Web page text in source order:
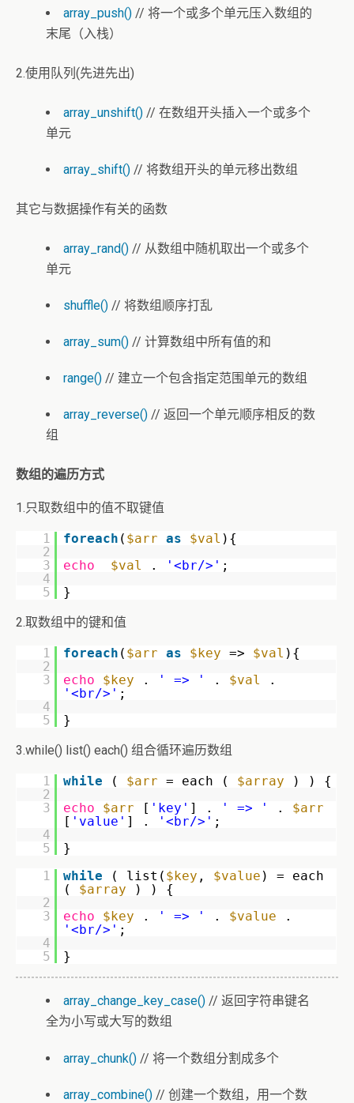
array_push() // 将一个或多个单元压入数组的
末尾（入栈）
2.使用队列(先进先出)
array_unshift() // 在数组开头插入一个或多个
单元
array_shift() // 将数组开头的单元移出数组
其它与数据操作有关的函数
array_rand() // 从数组中随机取出一个或多个
单元
shuffle() // 将数组顺序打乱
array_sum() // 计算数组中所有值的和
range() // 建立一个包含指定范围单元的数组
array_reverse() // 返回一个单元顺序相反的数
组
数组的遍历方式
1.只取数组中的值不取键值
1 foreach ( $arr as $val ){
2
3
echo $val . '<br/>' ;
4
5
}
2.取数组中的键和值
1 foreach ( $arr as $key => $val ){
2
3
echo $key . ' => ' . $val
.
'<br/>' ;
4
5
}
3.while() list() each() 组合循环遍历数组
1 while ( $arr = each ( $array
) ) {
2
3
echo $arr [ 'key' ] . ' => ' . $arr
[ 'value' ] . '<br/>' ;
4
5
}
1
while ( list( $key , $value ) = each
( $array
) ) {
2
3
echo $key . ' => ' . $value
.
'<br/>' ;
4
5
}
array_change_key_case() // 返回字符串键名
全为小写或大写的数组
array_chunk() // 将一个数组分割成多个
array_combine() // 创建一个数组，用一个数